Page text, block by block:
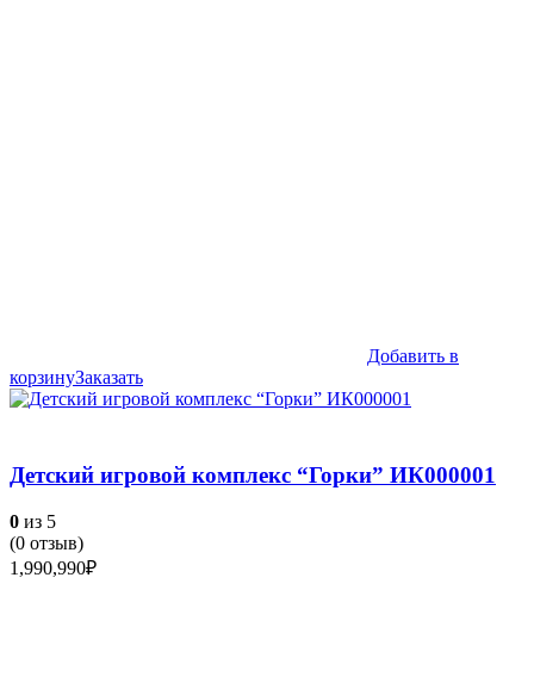
Добавить в
корзинуЗаказать
Детский игровой комплекс “Горки” ИК000001
0 из 5
(0 отзыв)
1,990,990₽